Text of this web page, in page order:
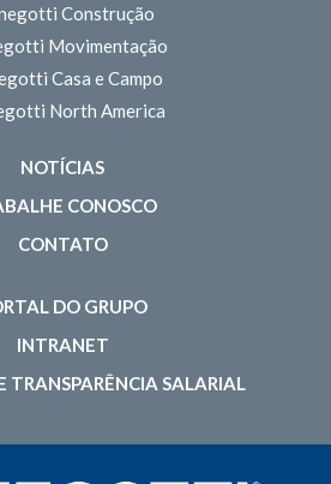
Construção
Movimentação
Casa e Campo
North America
NOTÍCIAS
CONOSCO
CONTATO
DO GRUPO
INTRANET
TRANSPARÊNCIA SALARIAL